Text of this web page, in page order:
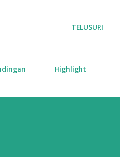
TELUSURI
Highlight